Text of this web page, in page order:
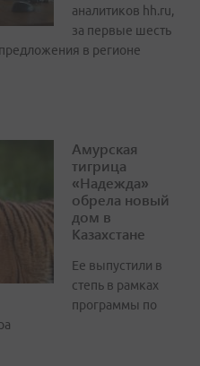
аналитиков hh.ru,
за первые шесть
в регионе
Амурская
тигрица
«Надежда»
обрела новый
дом в
Казахстане
Ее выпустили в
степь в рамках
программы по